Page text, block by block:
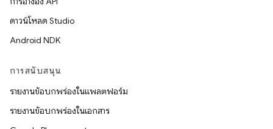
ดาวน์โหลด Studio
Android NDK
การสนับสนุน
รายงานข้อบกพร่องในแพลตฟอร์ม
รายงานข้อบกพร่องในเอกสาร